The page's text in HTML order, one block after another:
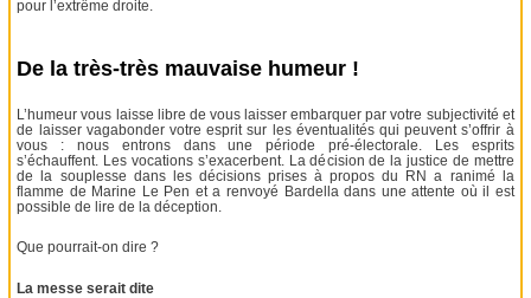
pour l’extrême droite.
De la très-très mauvaise humeur !
L’humeur vous laisse libre de vous laisser embarquer par votre subjectivité et
de laisser vagabonder votre esprit sur les éventualités qui peuvent s’offrir à
vous : nous entrons dans une période pré-électorale. Les esprits
s’échauffent. Les vocations s’exacerbent. La décision de la justice de mettre
de la souplesse dans les décisions prises à propos du RN a ranimé la
flamme de Marine Le Pen et a renvoyé Bardella dans une attente où il est
possible de lire de la déception.
Que pourrait-on dire ?
La messe serait dite